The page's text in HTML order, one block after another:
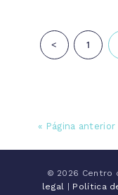
< PAGE
1
« Página anterior
© 2026 Centro
legal
Política